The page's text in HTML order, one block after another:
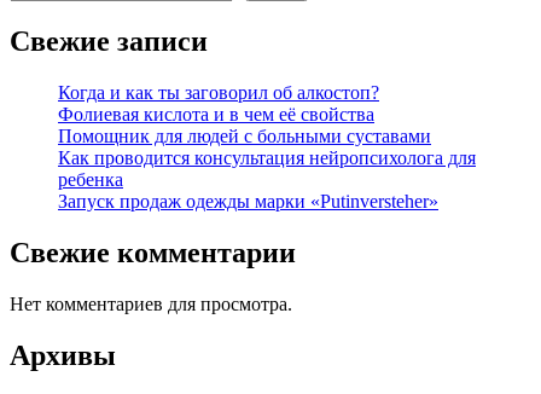
Свежие записи
Когда и как ты заговорил об алкостоп?
Фолиевая кислота и в чем её свойства
Помощник для людей с больными суставами
Как проводится консультация нейропсихолога для
ребенка
Запуск продаж одежды марки «Putinversteher»
Свежие комментарии
Нет комментариев для просмотра.
Архивы